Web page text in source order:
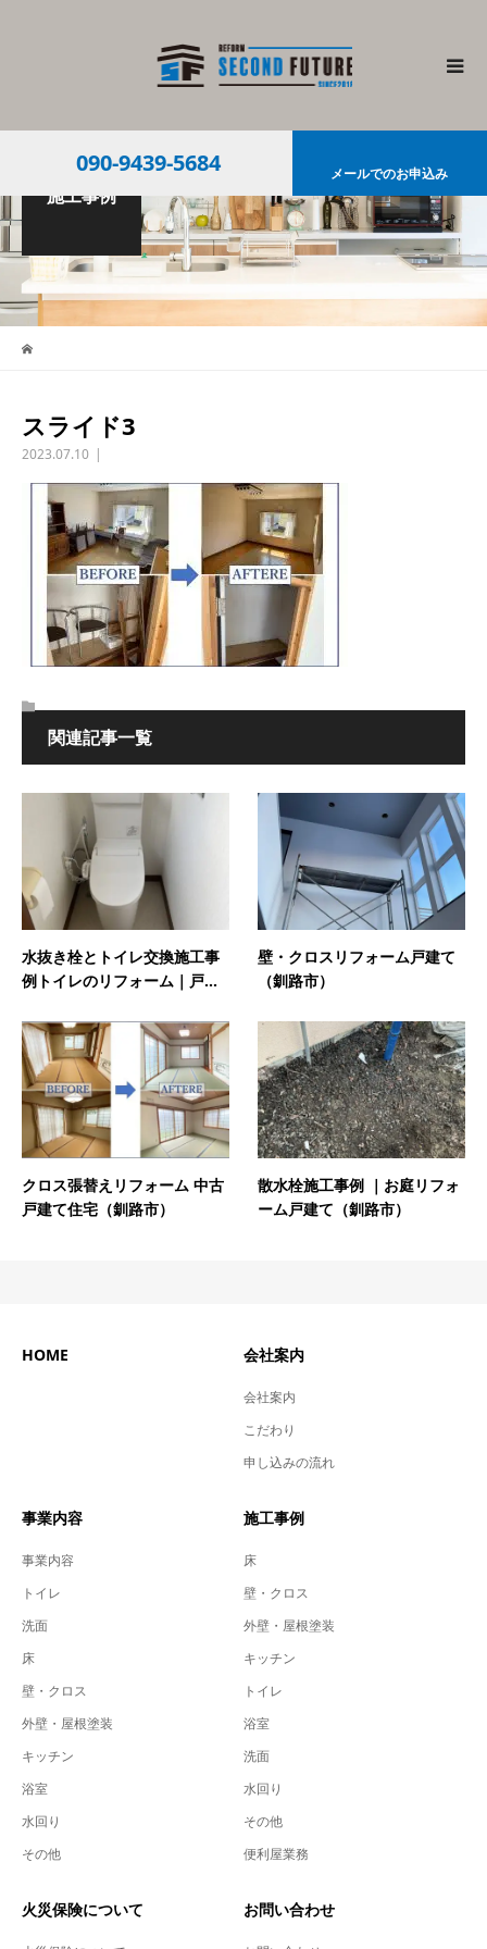
090-9439-5684 メールでのお申込み
施工事例
スライド3
2023.07.10
関連記事一覧
水抜き栓とトイレ交換施工事
例トイレのリフォーム｜戸...
壁・クロスリフォーム戸建て
（釧路市）
クロス張替えリフォーム 中古
戸建て住宅（釧路市）
散水栓施工事例 ｜お庭リフォ
ーム戸建て（釧路市）
HOME 会社案内
会社案内
こだわり
申し込みの流れ
事業内容
事業内容
トイレ
洗面
床
壁・クロス
外壁・屋根塗装
キッチン
浴室
水回り
その他
施工事例
床
壁・クロス
外壁・屋根塗装
キッチン
トイレ
浴室
洗面
水回り
その他
便利屋業務
火災保険について お問い合わせ